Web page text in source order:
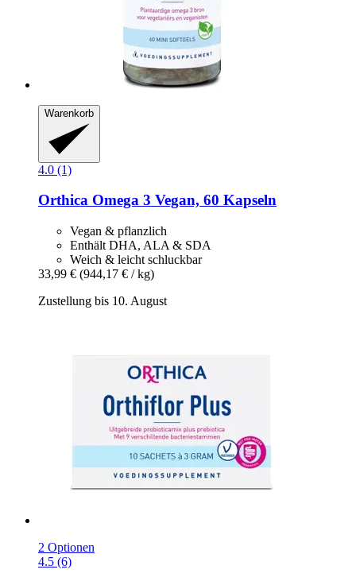
Warenkorb
4.0 (1)
Orthica Omega 3 Vegan, 60 Kapseln
Vegan & pflanzlich
Enthält DHA, ALA & SDA
Weich & leicht schluckbar
33,99 € (944,17 € / kg)
Zustellung bis 10. August
2 Optionen
4.5 (6)